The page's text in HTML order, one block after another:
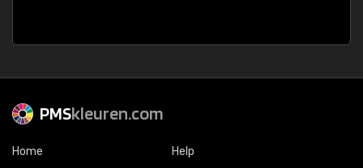
PMSkleuren.com
Home
Help